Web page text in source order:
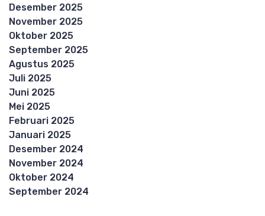
Desember 2025
November 2025
Oktober 2025
September 2025
Agustus 2025
Juli 2025
Juni 2025
Mei 2025
Februari 2025
Januari 2025
Desember 2024
November 2024
Oktober 2024
September 2024